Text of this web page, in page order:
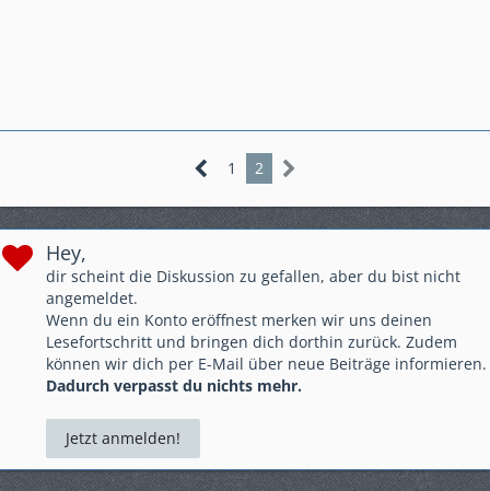
1 2
Hey,
dir scheint die Diskussion zu gefallen, aber du bist nicht
angemeldet.
Wenn du ein Konto eröffnest merken wir uns deinen
Lesefortschritt und bringen dich dorthin zurück. Zudem
können wir dich per E-Mail über neue Beiträge informieren.
Dadurch verpasst du nichts mehr.
Jetzt anmelden!